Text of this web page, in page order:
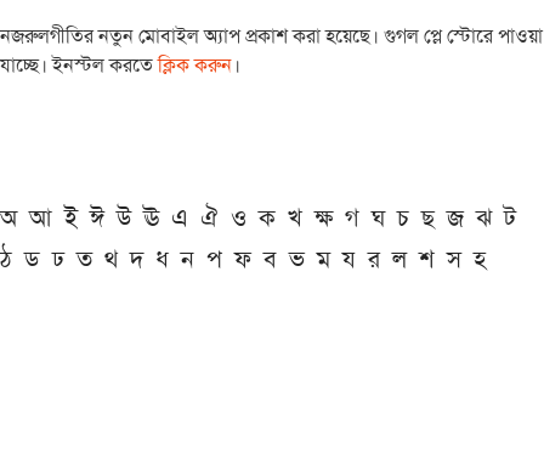
নজরুলগীতির নতুন মোবাইল অ্যাপ প্রকাশ করা হয়েছে। গুগল প্লে স্টোরে পাওয়া
যাচ্ছে। ইনস্টল করতেক্লিক করুন।
অ আ ই ঈ উ ঊ এ ঐ ও ক খ ক্ষ গ ঘ চ ছ জ ঝ ট
ঠ ড ঢ ত থ দ ধ ন প ফ ব ভ ম য র ল শ স হ